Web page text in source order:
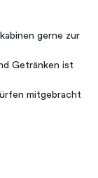
gerne zur
Getränken ist
mitgebracht